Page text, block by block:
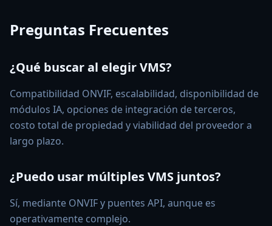
Preguntas Frecuentes
¿Qué buscar al elegir VMS?
Compatibilidad ONVIF, escalabilidad, disponibilidad de
módulos IA, opciones de integración de terceros,
costo total de propiedad y viabilidad del proveedor a
largo plazo.
¿Puedo usar múltiples VMS juntos?
Sí, mediante ONVIF y puentes API, aunque es
operativamente complejo.